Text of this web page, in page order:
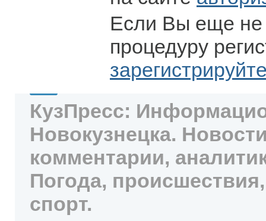
Если Вы еще не
процедуру
КузПресс:
Новокузнецка.
комментарии,
Погода,
спорт.